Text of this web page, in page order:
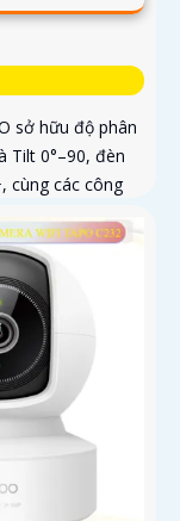
sở hữu độ phân
Tilt 0°–90, đèn
cùng các công